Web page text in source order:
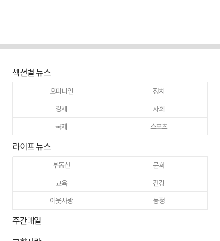
섹션별 뉴스
오피니언
정치
경제
사회
국제
스포츠
라이프 뉴스
부동산
문화
교육
건강
이웃사랑
동정
주간매일